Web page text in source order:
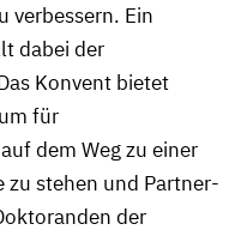
verbessern. Ein
dabei der
Konvent bietet
für
dem Weg zu einer
zu stehen und Partner-
der